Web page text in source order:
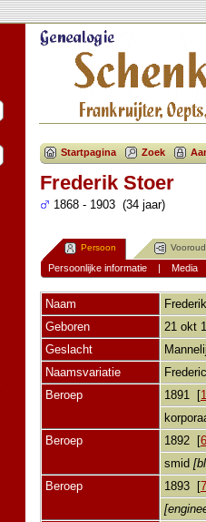
Startpagina Zoek
Frederik Stoer
1868 - 1903 (34 jaar)
Persoon
Persoonlijke informatie| Media
Naam Frederik
Geboren
21 okt
Geslacht
Naamsvariatie
Beroep
1891 [1
Beroep
1892 [6
smid
Beroep
1893 [7